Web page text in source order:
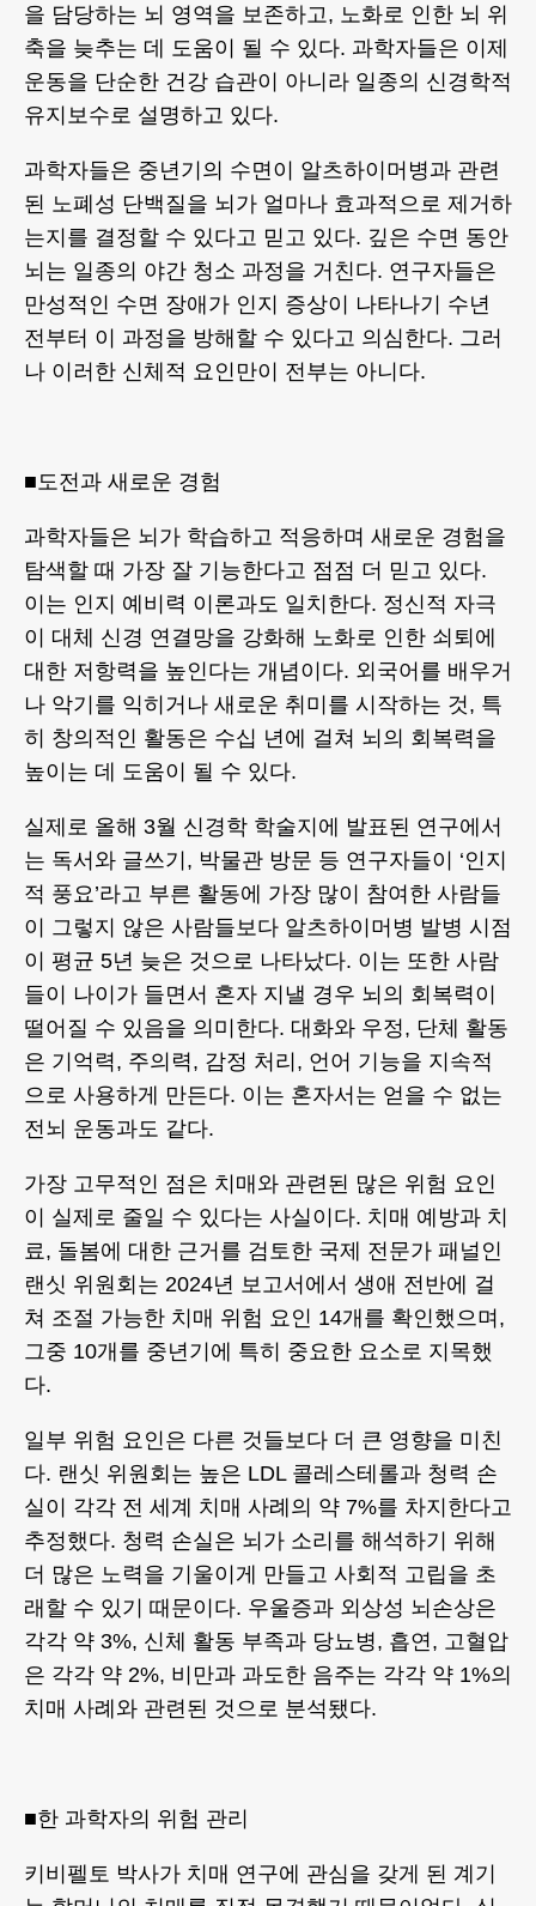
을 담당하는 뇌 영역을 보존하고, 노화로 인한 뇌 위
축을 늦추는 데 도움이 될 수 있다. 과학자들은 이제
운동을 단순한 건강 습관이 아니라 일종의 신경학적
유지보수로 설명하고 있다.
과학자들은 중년기의 수면이 알츠하이머병과 관련
된 노폐성 단백질을 뇌가 얼마나 효과적으로 제거하
는지를 결정할 수 있다고 믿고 있다. 깊은 수면 동안
뇌는 일종의 야간 청소 과정을 거친다. 연구자들은
만성적인 수면 장애가 인지 증상이 나타나기 수년
전부터 이 과정을 방해할 수 있다고 의심한다. 그러
나 이러한 신체적 요인만이 전부는 아니다.
■도전과 새로운 경험
과학자들은 뇌가 학습하고 적응하며 새로운 경험을
탐색할 때 가장 잘 기능한다고 점점 더 믿고 있다.
이는 인지 예비력 이론과도 일치한다. 정신적 자극
이 대체 신경 연결망을 강화해 노화로 인한 쇠퇴에
대한 저항력을 높인다는 개념이다. 외국어를 배우거
나 악기를 익히거나 새로운 취미를 시작하는 것, 특
히 창의적인 활동은 수십 년에 걸쳐 뇌의 회복력을
높이는 데 도움이 될 수 있다.
실제로 올해 3월 신경학 학술지에 발표된 연구에서
는 독서와 글쓰기, 박물관 방문 등 연구자들이 ‘인지
적 풍요’라고 부른 활동에 가장 많이 참여한 사람들
이 그렇지 않은 사람들보다 알츠하이머병 발병 시점
이 평균 5년 늦은 것으로 나타났다. 이는 또한 사람
들이 나이가 들면서 혼자 지낼 경우 뇌의 회복력이
떨어질 수 있음을 의미한다. 대화와 우정, 단체 활동
은 기억력, 주의력, 감정 처리, 언어 기능을 지속적
으로 사용하게 만든다. 이는 혼자서는 얻을 수 없는
전뇌 운동과도 같다.
가장 고무적인 점은 치매와 관련된 많은 위험 요인
이 실제로 줄일 수 있다는 사실이다. 치매 예방과 치
료, 돌봄에 대한 근거를 검토한 국제 전문가 패널인
랜싯 위원회는 2024년 보고서에서 생애 전반에 걸
쳐 조절 가능한 치매 위험 요인 14개를 확인했으며,
그중 10개를 중년기에 특히 중요한 요소로 지목했
다.
일부 위험 요인은 다른 것들보다 더 큰 영향을 미친
다. 랜싯 위원회는 높은 LDL 콜레스테롤과 청력 손
실이 각각 전 세계 치매 사례의 약 7%를 차지한다고
추정했다. 청력 손실은 뇌가 소리를 해석하기 위해
더 많은 노력을 기울이게 만들고 사회적 고립을 초
래할 수 있기 때문이다. 우울증과 외상성 뇌손상은
각각 약 3%, 신체 활동 부족과 당뇨병, 흡연, 고혈압
은 각각 약 2%, 비만과 과도한 음주는 각각 약 1%의
치매 사례와 관련된 것으로 분석됐다.
■한 과학자의 위험 관리
키비펠토 박사가 치매 연구에 관심을 갖게 된 계기